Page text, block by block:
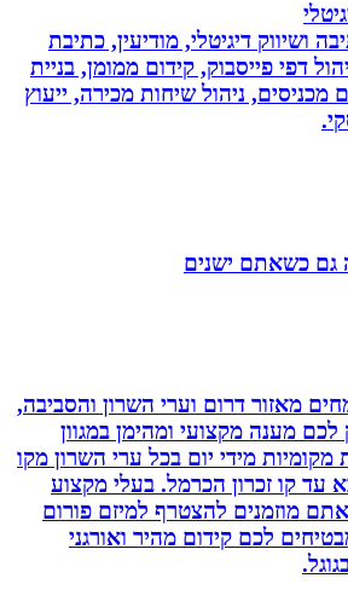
דיגיטלי, מודיעין, כתיבת
פייסבוק, קידום ממומן, בניית
ניהול שיחות מכירה, ייעוץ
ישנים
דרום וערי השרון והסביבה,
מקצועי ומהימן במגוון
מידי יום בכל ערי השרון מקו
זכרון הכרמל. בעלי מקצוע
להצטרף למיזם פורום
לכם קידום מהיר ואורגני